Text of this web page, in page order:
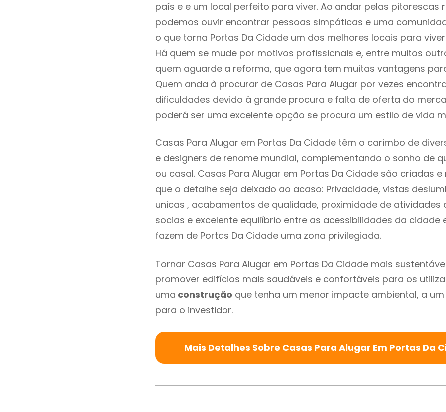
país e e um local perfeito para viver. Ao andar pelas pitorescas
podemos ouvir encontrar pessoas simpáticas e uma
o que torna Portas Da Cidade um dos melhores locais para
Há quem se mude por motivos profissionais e, entre muitos
quem aguarde a reforma, que agora tem muitas vantagens
Quem anda à procurar de Casas Para Alugar por vezes
dificuldades devido à grande procura e falta de oferta do
poderá ser uma excelente opção se procura um estilo de vida
Casas Para Alugar em Portas Da Cidade têm o carimbo de
e designers de renome mundial, complementando o sonho de
ou casal. Casas Para Alugar em Portas Da Cidade são criadas
que o detalhe seja deixado ao acaso: Privacidade, vistas
unicas , acabamentos de qualidade, proximidade de atividades
socias e excelente equilíbrio entre as acessibilidades da cidade
fazem de Portas Da Cidade uma zona privilegiada.
Tornar Casas Para Alugar em Portas Da Cidade mais
promover edifícios mais saudáveis e confortáveis para os
uma construção que tenha um menor impacte ambiental, a
para o investidor.
Mais Detalhes Sobre Casas Para Alugar Em Portas Da